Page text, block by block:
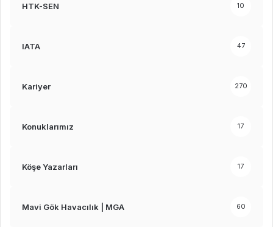
HTK-SEN 10
IATA 47
Kariyer 270
Konuklarımız 17
Köşe Yazarları 17
Mavi Gök Havacılık | MGA 60